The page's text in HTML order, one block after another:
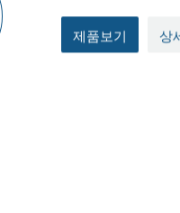
제품보기 상
상세정보
상세정보
상세 정보
상세 정보
상세 정보
상세 정보